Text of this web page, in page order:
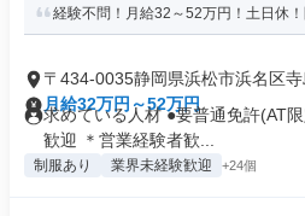
経験不問！月給32～52万円！土日休
〒434-0035静岡県浜松市浜名区寺
月給32万円～52万円
求めている人材 ●要普通免許(AT
歓迎 ＊営業経験者歓...
制服あり 業界未経験歓迎 +24個